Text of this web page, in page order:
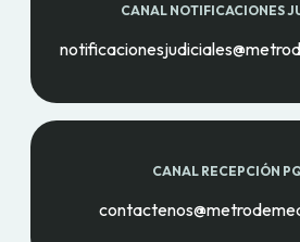
CANAL NOTIFICACIONES
CANAL RECEPCIÓN